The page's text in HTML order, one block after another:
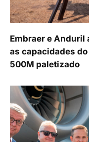
Embraer e Anduril
as capacidades
500M paletizado